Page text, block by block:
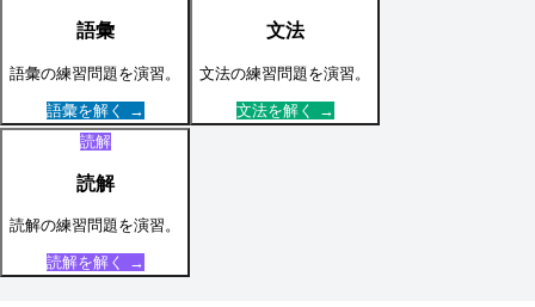
語彙
語彙の練習問題を演習。
語彙を解く →
文法
文法の練習問題を演習。
文法を解く →
読解
読解
読解の練習問題を演習。
読解を解く →